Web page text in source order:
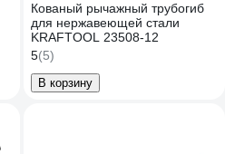
Кованый рычажный трубогиб
для нержавеющей стали
KRAFTOOL 23508-12
5(5)
В корзину